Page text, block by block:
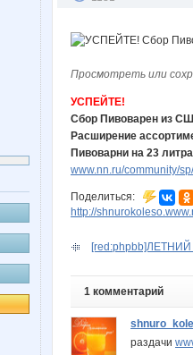
Просмотреть или
УСПЕЙТЕ!
Сбор Пивоварен из
Расширение
Пивоварни на 23
www.nn.ru/community/
Поделиться:
http://
1 комментарий
раздачи